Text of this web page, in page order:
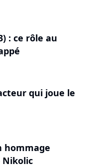
: ce rôle au
qui joue le
hommage
Nikolic